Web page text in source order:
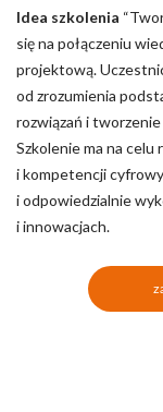
Idea szkolenia
się na połączeniu
projektową.
od zrozumienia
rozwiązań i
Szkolenie ma na
i kompetencji
i odpowiedzialnie
i innowacjach.